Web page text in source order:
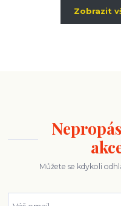
Zobrazit
Můžete se kdykoli